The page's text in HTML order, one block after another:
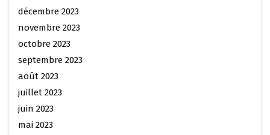
décembre 2023
novembre 2023
octobre 2023
septembre 2023
août 2023
juillet 2023
juin 2023
mai 2023